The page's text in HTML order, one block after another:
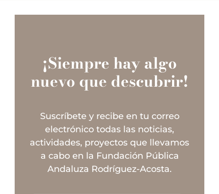
¡Siempre hay algo
nuevo que descubrir!
Suscríbete y recibe en tu correo
electrónico todas las noticias,
actividades, proyectos que llevamos
a cabo en la Fundación Pública
Andaluza Rodríguez-Acosta.